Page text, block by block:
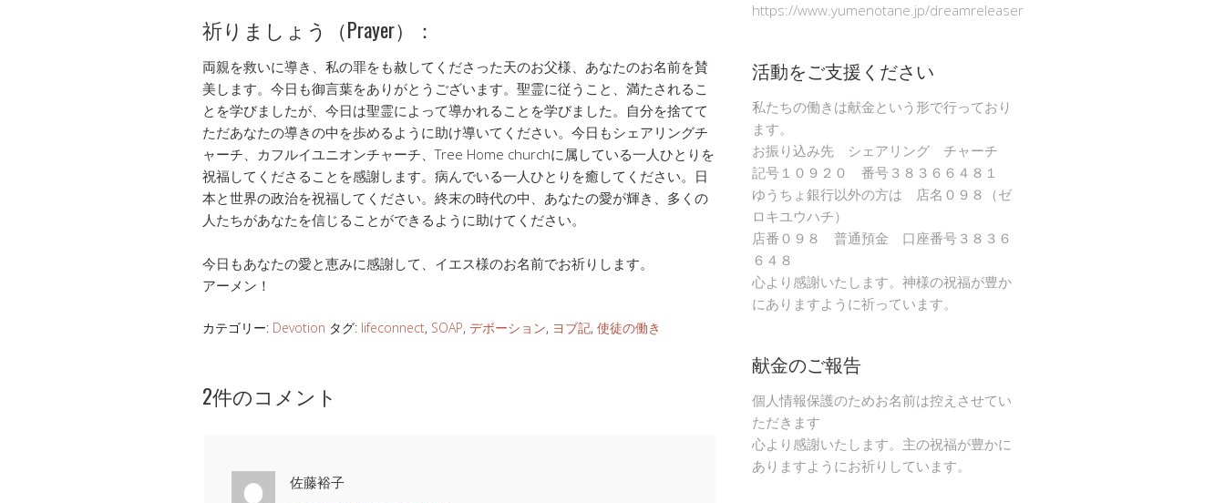
祈りましょう（Prayer）：
両親を救いに導き、私の罪をも赦してくださった天のお父様、あなたのお名前を賛
美します。今日も御言葉をありがとうございます。聖霊に従うこと、満たされるこ
とを学びましたが、今日は聖霊によって導かれることを学びました。自分を捨てて
ただあなたの導きの中を歩めるように助け導いてください。今日もシェアリングチ
ャーチ、カフルイユニオンチャーチ、Tree Home churchに属している一人ひとりを
祝福してくださることを感謝します。病んでいる一人ひとりを癒してください。日
本と世界の政治を祝福してください。終末の時代の中、あなたの愛が輝き、多くの
人たちがあなたを信じることができるように助けてください。
今日もあなたの愛と恵みに感謝して、イエス様のお名前でお祈りします。
アーメン！
カテゴリー: Devotion タグ: lifeconnect, SOAP, デボーション, ヨブ記, 使徒の働き
2件のコメント
佐藤裕子
https://www.yumenotane.jp/dreamreleaser
活動をご支援ください
私たちの働きは献金という形で行っており
ます。
お振り込み先 シェアリング チャーチ
記号１０９２０ 番号３８３６６４８１
ゆうちょ銀行以外の方は 店名０９８（ゼ
ロキユウハチ）
店番０９８ 普通預金 口座番号３８３６
６４８
心より感謝いたします。神様の祝福が豊か
にありますように祈っています。
献金のご報告
個人情報保護のためお名前は控えさせてい
ただきます
心より感謝いたします。主の祝福が豊かに
ありますようにお祈りしています。